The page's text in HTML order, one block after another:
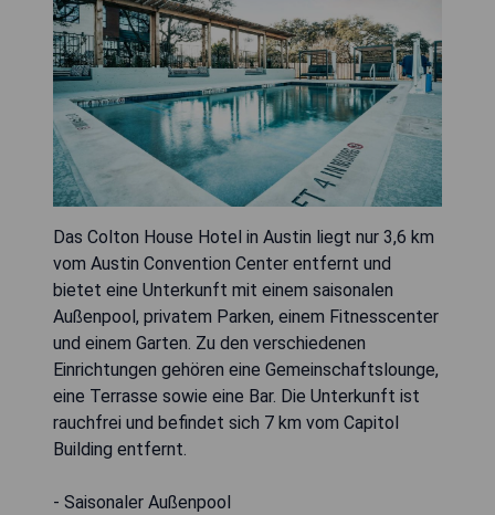
Das Colton House Hotel in Austin liegt nur 3,6 km
vom Austin Convention Center entfernt und
bietet eine Unterkunft mit einem saisonalen
Außenpool, privatem Parken, einem Fitnesscenter
und einem Garten. Zu den verschiedenen
Einrichtungen gehören eine Gemeinschaftslounge,
eine Terrasse sowie eine Bar. Die Unterkunft ist
rauchfrei und befindet sich 7 km vom Capitol
Building entfernt.
- Saisonaler Außenpool